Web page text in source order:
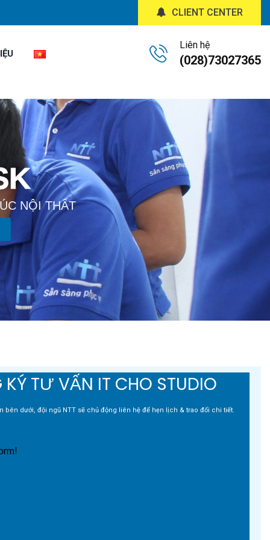
CLIENT CENTER
Liên hệ
(028)73027365
NỘI THẤT
TƯ VẤN IT CHO STUDIO
bên dưới, đội ngũ NTT sẽ chủ động liên hệ để hẹn lịch & trao đổi chi tiết.